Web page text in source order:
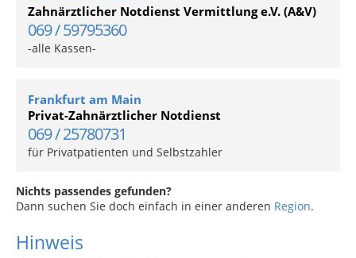
Zahnärztlicher Notdienst Vermittlung e.V. (A&V)
069 / 59795360
-alle Kassen-
Frankfurt am Main
Privat-Zahnärztlicher Notdienst
069 / 25780731
für Privatpatienten und Selbstzahler
Nichts passendes gefunden?
Dann suchen Sie doch einfach in einer anderen Region.
Hinweis